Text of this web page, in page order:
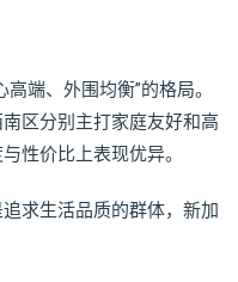
端、外围均衡”的格局。
区分别主打家庭友好和高
性价比上表现优异。
求生活品质的群体，新加